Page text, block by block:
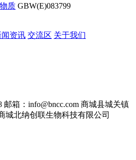
质 GBW(E)083799
闻资讯 交流区 关于我们
邮箱：info@bncc.com 商城县城关镇
城北纳创联生物科技有限公司